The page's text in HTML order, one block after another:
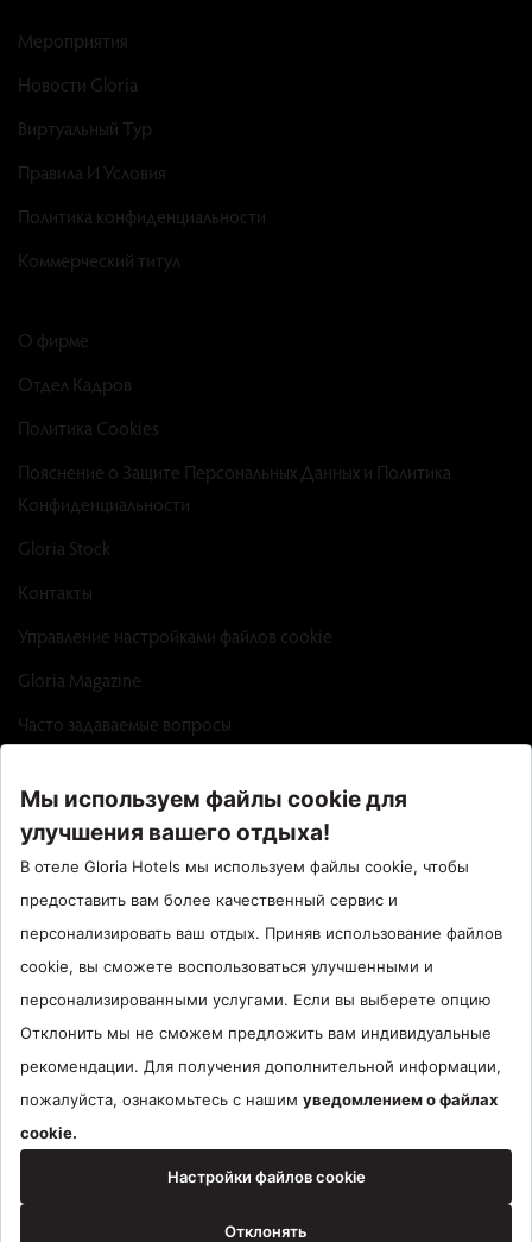
Мероприятия
Новости Gloria
Виртуальный Тур
Правила И Условия
Политика конфиденциальности
Коммерческий титул
О фирме
Отдел Кадров
Политика Cookies
Пояснение о Защите Персональных Данных и Политика
Конфиденциальности
Gloria Stock
Контакты
Управление настройками файлов cookie
Gloria Magazine
Часто задаваемые вопросы
Call Center : 90 242 710 06 00
Отель Сантрал : 90534 461 97 97
Gloria Hotels & Resorts Является торговой маркой